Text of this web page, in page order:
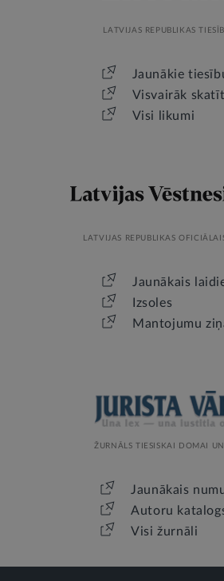
LATVIJAS REPUBLIKAS
Jaunākie
Visvairāk
Visi likumi
LATVIJAS REPUBLIKAS
Jaunākais
Izsoles
Mantojumu
ŽURNĀLS TIESISKAI DOMAI UN
Jaunākais
Autoru
Visi žurnāli